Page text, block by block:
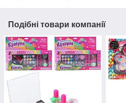
Подібні товари компанії